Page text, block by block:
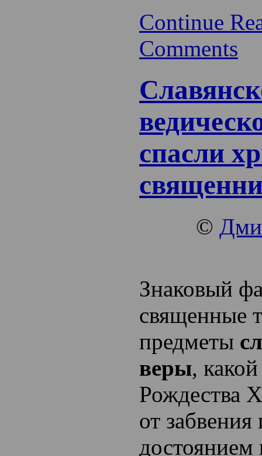
Continue
Comments
спасли
©
Знаковый
священные
предметы
веры,
Рождества
от забвения
достоянием